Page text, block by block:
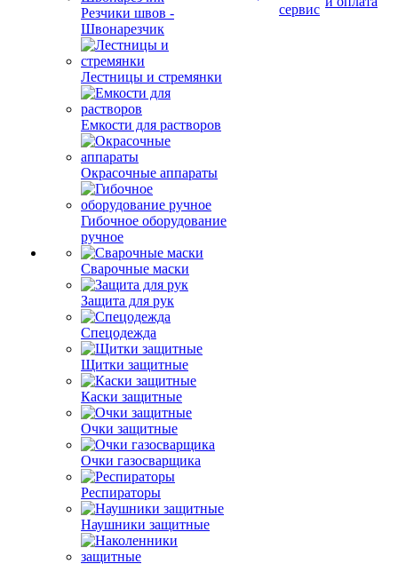
Резчики швов -
Швонарезчик
Лестницы и стремянки
Емкости для растворов
Окрасочные аппараты
Гибочное оборудование
ручное
Сварочные маски
Защита для рук
Спецодежда
Щитки защитные
Каски защитные
Очки защитные
Очки газосварщика
Респираторы
Наушники защитные
Акции
и
сервис